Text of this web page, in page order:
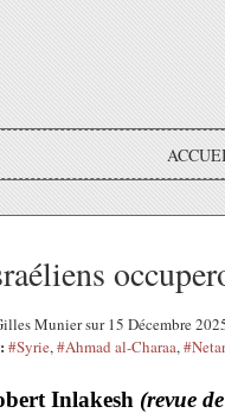
Munier sur 15 Décembre
#Syrie,#Ahmad al-Charaa,
Inlakesh (revue